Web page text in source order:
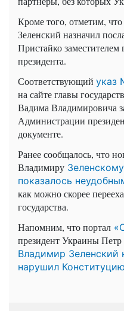
Кроме того, отметим,
Зеленский назначил
Пристайко
президента.
Соответствующий указ
на сайте главы
Вадима Владимировича
Администрации
документе.
Ранее сообщалось, что
Владимиру
показалось
как можно скорее
государства.
Напомним, что портал
президент Украины Петр
Владимир Зеленский
нарушил